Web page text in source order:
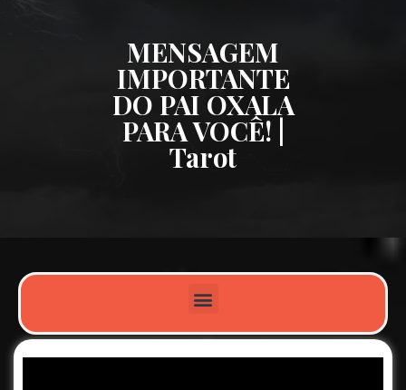
MENSAGEM
IMPORTANTE
DO PAI OXALA
PARA VOCÊ! |
Tarot